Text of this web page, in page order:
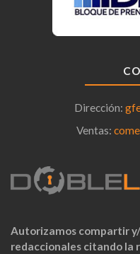
Dirección:
Ventas:
Autorizamos compartir
redaccionales citando la